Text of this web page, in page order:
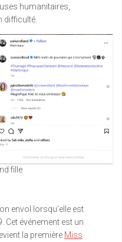
humanitaires,
difficulté.
fille
envol lorsqu’elle est
Cet événement est un
la première Miss